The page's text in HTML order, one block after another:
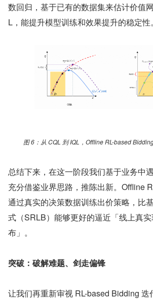
数回归，基于已有的数据集来估计价值
L，能提升模型训练和效果提升的稳定性。
图 6：从 CQL 到 IQL，Offline RL-based
总结下来，在这一阶段我们基于业务中
充分借鉴业界思路，推陈出新。Offline
通过真实的决策数据训练出价策略，比
式（SRLB）能够更好的逼近「线上真
布」。
突破：破解难题、剑走偏锋
让我们再重新审视 RL-based Bidding 迭